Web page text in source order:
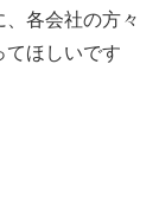
各会社の方々
てほしいです